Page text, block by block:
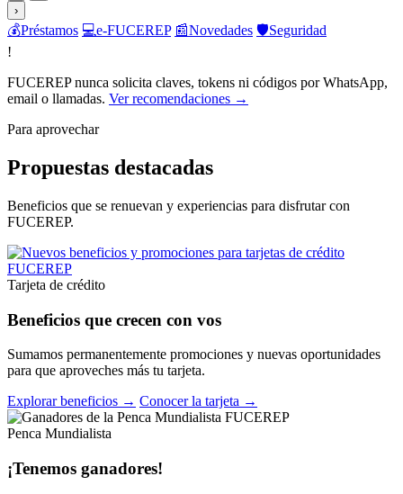
›
💰Préstamos 💻e-FUCEREP 📰Novedades 🛡️Seguridad
!
FUCEREP nunca solicita claves, tokens ni códigos por WhatsApp,
email o llamadas. Ver recomendaciones →
Para aprovechar
Propuestas destacadas
Beneficios que se renuevan y experiencias para disfrutar con
FUCEREP.
Tarjeta de crédito
Beneficios que crecen con vos
Sumamos permanentemente promociones y nuevas oportunidades
para que aproveches más tu tarjeta.
Explorar beneficios → Conocer la tarjeta →
Penca Mundialista
¡Tenemos ganadores!